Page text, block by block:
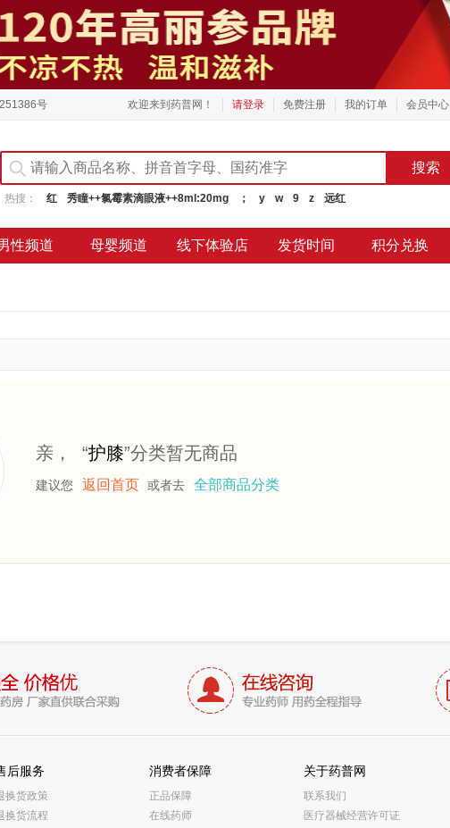
号 欢迎来到药普网！ 请登录 免费注册 我的订单 会员中心
热搜： 红 秀瞳++氯霉素滴眼液++8ml:20mg ； y w 9 z 远红
性频道 母婴频道 线下体验店 发货时间 积分兑换
亲， “护膝”分类暂无商品
建议您 返回首页 或者去 全部商品分类
后服务
换货政策
换货流程
消费者保障
正品保障
在线药师
关于药普网
联系我们
医疗器械经营许可证